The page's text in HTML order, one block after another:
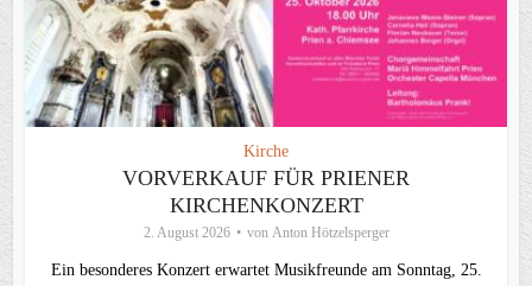
Kirche
VORVERKAUF FÜR PRIENER
KIRCHENKONZERT
2. August 2026 von Anton Hötzelsperger
Ein besonderes Konzert erwartet Musikfreunde am Sonntag, 25.